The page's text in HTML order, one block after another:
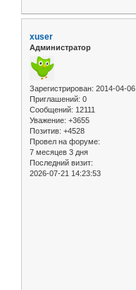
xuser
Администратор
Зарегистрирован: 2014-04-06
Приглашений: 0
Сообщений: 12111
Уважение: +3655
Позитив: +4528
Провел на форуме:
7 месяцев 3 дня
Последний визит:
2026-07-21 14:23:53